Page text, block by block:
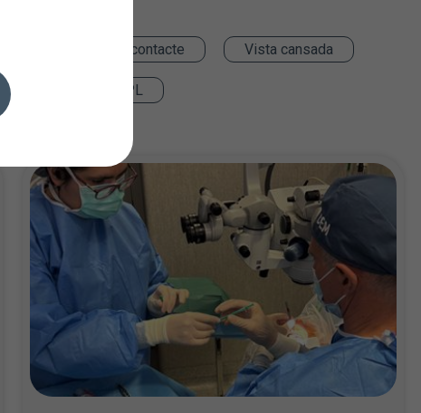
Lents de contacte Vista cansada
Teràpia IPL